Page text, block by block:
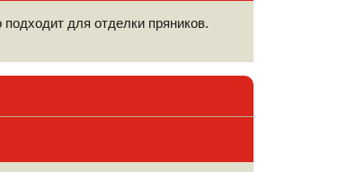
для отделки пряников.